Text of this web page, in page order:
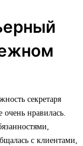
секретаря
очень нравилась.
с клиентами,